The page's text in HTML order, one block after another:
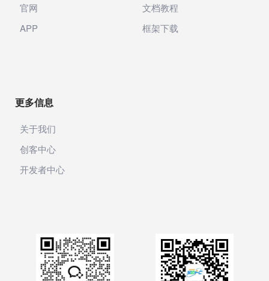
官网
APP
文档教程
框架下载
更多信息
关于我们
创客中心
开发者中心